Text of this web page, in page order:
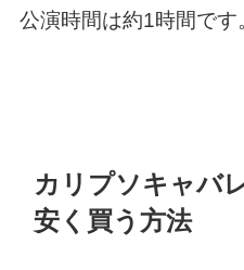
公演時間は約1時間です
カリプソキャバ
安く買う方法